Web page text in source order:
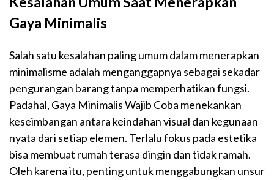
Gaya Minimalis
Salah satu kesalahan paling umum dalam menerapkan
minimalisme adalah menganggapnya sebagai sekadar
pengurangan barang tanpa memperhatikan fungsi.
Padahal, Gaya Minimalis Wajib Coba menekankan
keseimbangan antara keindahan visual dan kegunaan
nyata dari setiap elemen. Terlalu fokus pada estetika
bisa membuat rumah terasa dingin dan tidak ramah.
Oleh karena itu, penting untuk menggabungkan unsur